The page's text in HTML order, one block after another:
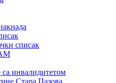
списак
инвалидитетом
Стара Пазова